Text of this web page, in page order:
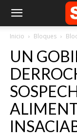
Inicio Bloques
UN